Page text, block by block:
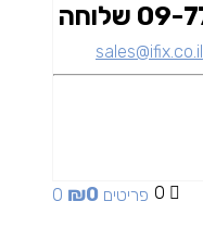
09-7739940 שלוחה
sales@ifix.co.il
0 0 פריטים ₪0